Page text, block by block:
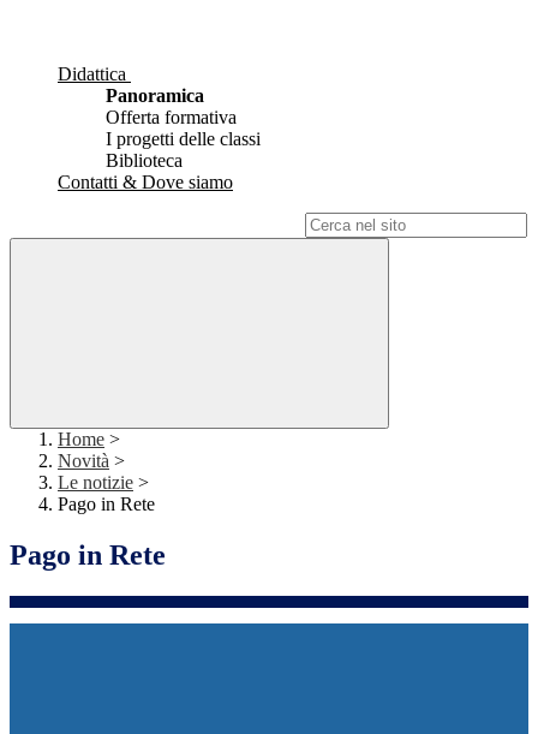
Didattica
Panoramica
Offerta formativa
I progetti delle classi
Biblioteca
Contatti & Dove siamo
Home >
Novità >
Le notizie >
Pago in Rete
Pago in Rete